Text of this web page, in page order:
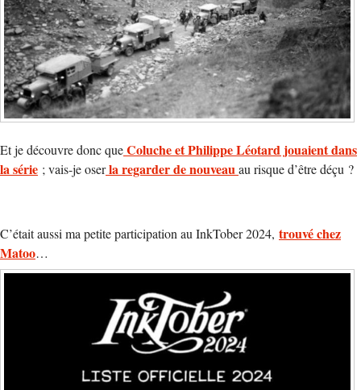
Et je découvre donc queColuche et Philippe Léotard jouaient dans
la série ; vais-je oserla regarder de nouveau au risque d’être déçu ?
C’était aussi ma petite participation au InkTober 2024, trouvé chez
Matoo…